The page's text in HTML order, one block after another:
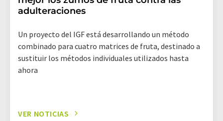
adulteraciones
Un proyecto del IGF está desarrollando un método
combinado para cuatro matrices de fruta, destinado a
sustituir los métodos individuales utilizados hasta
ahora
VER NOTICIAS